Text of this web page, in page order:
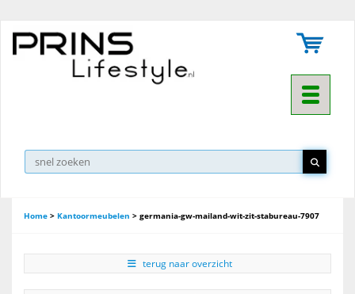
Toggle
Home > Kantoormeubelen > germania-gw-mailand-wit-zit-stabureau-7907
terug naar overzicht